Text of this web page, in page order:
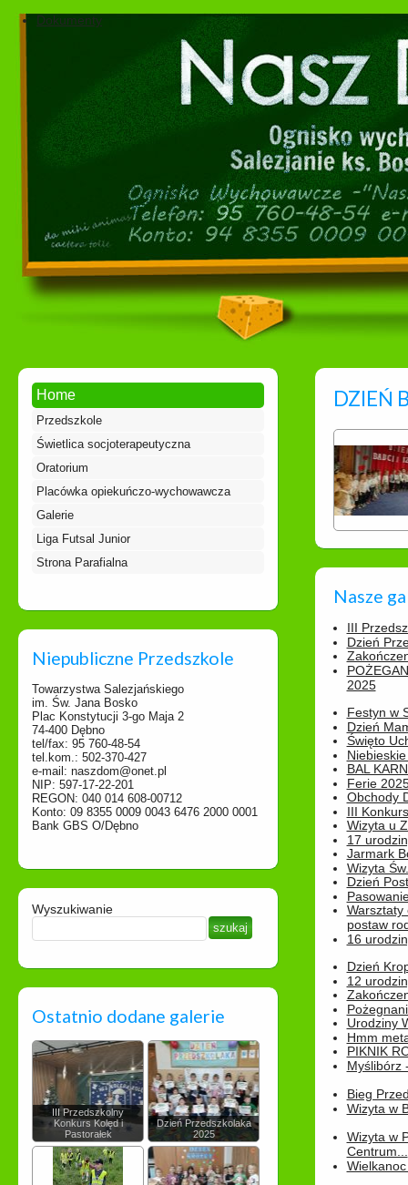
Dokumenty
Home
Przedszkole
Świetlica socjoterapeutyczna
Oratorium
Placówka opiekuńczo-wychowawcza
Galerie
Liga Futsal Junior
Strona Parafialna
Niepubliczne Przedszkole
Towarzystwa Salezjańskiego
im. Św. Jana Bosko
Plac Konstytucji 3-go Maja 2
74-400 Dębno
tel/fax: 95 760-48-54
tel.kom.: 502-370-427
e-mail: naszdom@onet.pl
NIP: 597-17-22-201
REGON: 040 014 608-00712
Konto: 09 8355 0009 0043 6476 2000 0001
Bank GBS O/Dębno
Wyszukiwanie
Ostatnio dodane galerie
III Przedszkolny
Konkurs Kolęd i
Pastorałek
Dzień Przedszkolaka
2025
DZIEŃ
Nasze
III
Dzień
2025
Festyn w
Dzień
Święto
BAL
Ferie
Obchody
III
Wizyta u
17
Jarmark
Wizyta
Dzień
Warsztaty
postaw
16
Dzień
12
Urodziny
Hmm
PIKNIK
Myślibórz
Bieg
Wizyta w
Wizyta w
Centrum...